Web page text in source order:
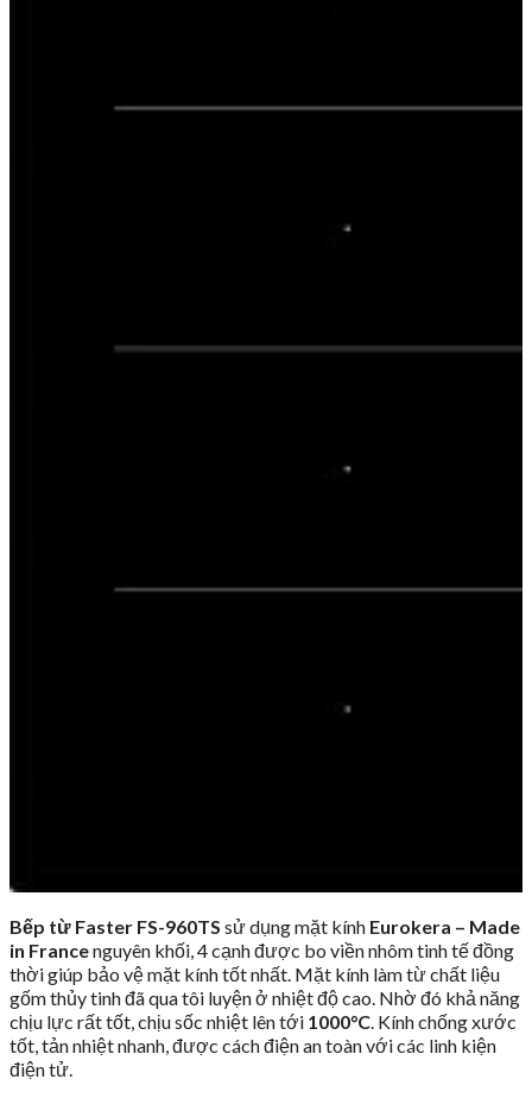
Bếp từ Faster FS-960TS sử dụng mặt kính Eurokera – Made
in Francenguyên khối, 4 cạnh được bo viền nhôm tinh tế đồng
thời giúp bảo vệ mặt kính tốt nhất. Mặt kính làm từ chất liệu
gốm thủy tinh đã qua tôi luyện ở nhiệt độ cao. Nhờ đó khả năng
chịu lực rất tốt, chịu sốc nhiệt lên tới 1000°C. Kính chống xước
tốt, tản nhiệt nhanh, được cách điện an toàn với các linh kiện
điện tử.